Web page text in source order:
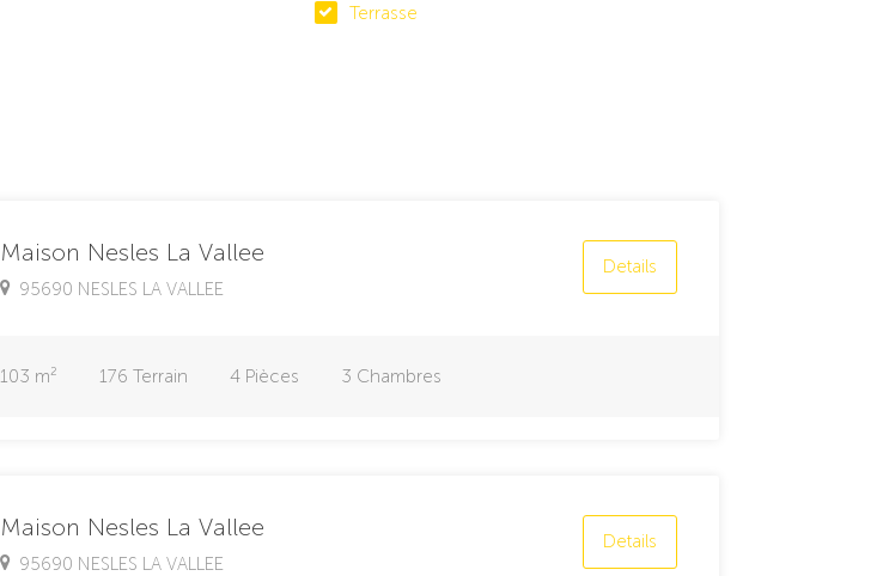
Terrasse
Maison Nesles La Vallee
95690 NESLES LA VALLEE
Details
103 m² 176 Terrain 4 Pièces 3 Chambres
Maison Nesles La Vallee
95690 NESLES LA VALLEE
Details